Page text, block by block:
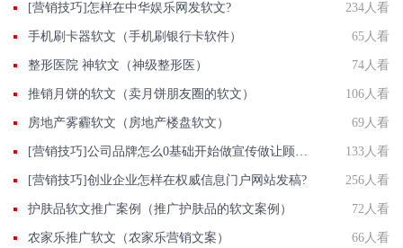
[营销技巧]怎样在中华娱乐网发软文? 234人看
手机刷卡器软文（手机刷银行卡软件） 65人看
整形医院 神软文（神级整形医） 74人看
推销月饼的软文（卖月饼朋友圈的软文） 106人看
房地产雾霾软文（房地产楼盘软文） 69人看
[营销技巧]公司品牌怎么0基础开始做宣传做让顾客信任的口碑企业品牌 133人看
[营销技巧]创业企业怎样在权威信息门户网站发稿? 256人看
护肤品软文推广案例（推广护肤品的软文案例） 72人看
农家乐推广软文（农家乐营销文案） 66人看